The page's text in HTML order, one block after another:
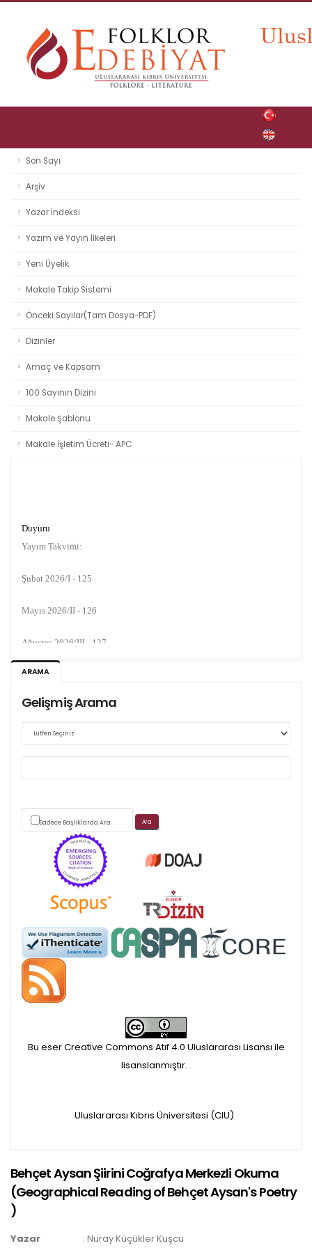
Son Sayı
Arşiv
Yazar İndeksi
Yazım ve Yayın İlkeleri
Yeni Üyelik
Makale Takip Sistemi
Önceki Sayılar(Tam Dosya-PDF)
Dizinler
Amaç ve Kapsam
100 Sayının Dizini
Makale Şablonu
Makale İşletim Ücreti- APC
Yayım Takvimi:
Kasım 2026/IV - 128
Web sitemizde yapılan güncellemeler nedeniyle
Scimago's grade
APC ödemesi
Öndenetimden geçen
makaleler için, 100 Avro
alınmaktadır.
iletilmektedir.
ulaşmadan ödeme yapan
ARAMA
Gelişmiş Arama
Sadece Başlıklarda Ara
Bu eser Creative Commons Atıf 4.0 Uluslararası Lisansı ile
lisanslanmıştır. .
Uluslararası Kıbrıs Üniversitesi (CIU)
Behçet Aysan Şiirini Coğrafya Merkezli Okuma
(Geographical Reading of Behçet Aysan's Poetry
)
Yazar : Nuray Küçükler Kuşcu